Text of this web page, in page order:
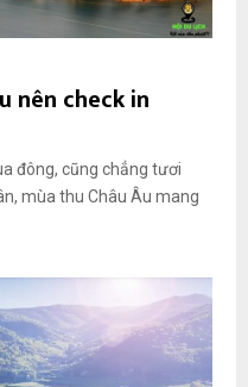
nên check in
đông, cũng chẳng tươi
mùa thu Châu Âu mang